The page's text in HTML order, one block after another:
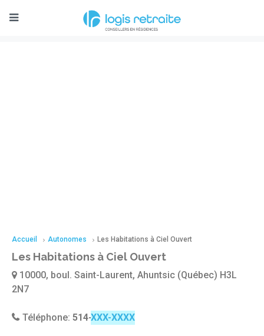
Accueil Autonomes Les Habitations à Ciel Ouvert
Les Habitations à Ciel Ouvert
10000, boul. Saint-Laurent, Ahuntsic (Québec) H3L
2N7
Téléphone: 514-381-6633